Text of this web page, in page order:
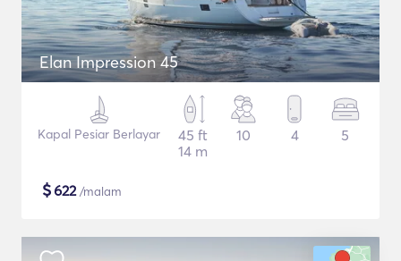
Elan Impression 45
Kapal Pesiar Berlayar
45 ft
14 m
10 4 5
$622/malam